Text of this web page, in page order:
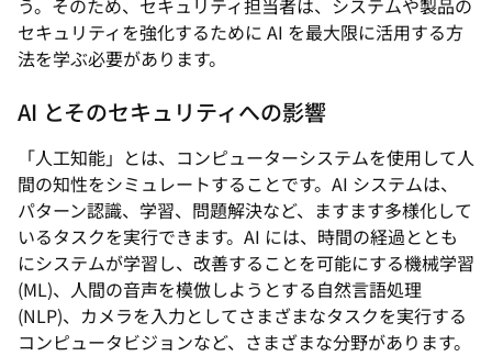
う。そのため、セキュリティ担当者は、システムや製品の
セキュリティを強化するために AI を最大限に活用する方
法を学ぶ必要があります。
AI とそのセキュリティへの影響
「人工知能」とは、コンピューターシステムを使用して人
間の知性をシミュレートすることです。AI システムは、
パターン認識、学習、問題解決など、ますます多様化して
いるタスクを実行できます。AI には、時間の経過ととも
にシステムが学習し、改善することを可能にする機械学習
(ML)、人間の音声を模倣しようとする自然言語処理
(NLP)、カメラを入力としてさまざまなタスクを実行する
コンピュータビジョンなど、さまざまな分野があります。